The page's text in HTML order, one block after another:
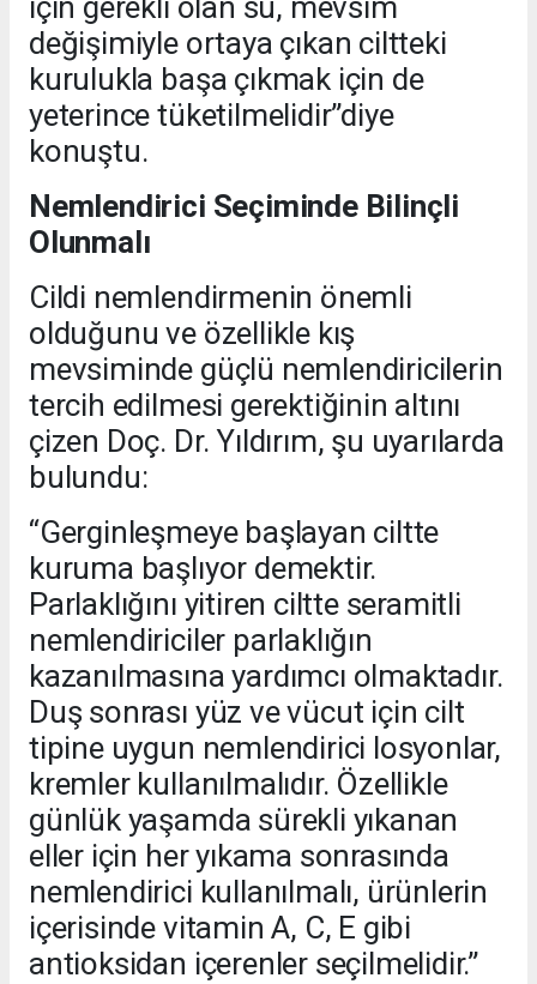
için gerekli olan su, mevsim
değişimiyle ortaya çıkan ciltteki
kurulukla başa çıkmak için de
yeterince tüketilmelidir”diye
konuştu.
Nemlendirici Seçiminde Bilinçli
Olunmalı
Cildi nemlendirmenin önemli
olduğunu ve özellikle kış
mevsiminde güçlü nemlendiricilerin
tercih edilmesi gerektiğinin altını
çizen Doç. Dr. Yıldırım, şu uyarılarda
bulundu:
“Gerginleşmeye başlayan ciltte
kuruma başlıyor demektir.
Parlaklığını yitiren ciltte seramitli
nemlendiriciler parlaklığın
kazanılmasına yardımcı olmaktadır.
Duş sonrası yüz ve vücut için cilt
tipine uygun nemlendirici losyonlar,
kremler kullanılmalıdır. Özellikle
günlük yaşamda sürekli yıkanan
eller için her yıkama sonrasında
nemlendirici kullanılmalı, ürünlerin
içerisinde vitamin A, C, E gibi
antioksidan içerenler seçilmelidir.”